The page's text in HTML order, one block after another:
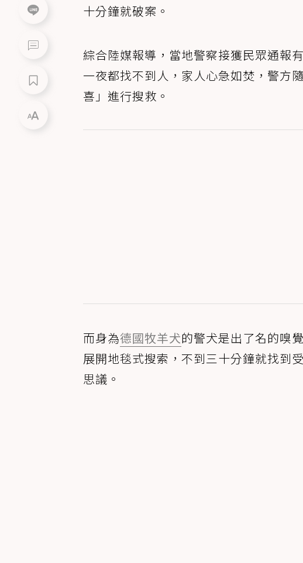
十分鐘就破案。
綜合陸媒報導，當地警察接獲民眾通報
一夜都找不到人，家人心急如焚，警方
喜」進行搜救。
而身為德國牧羊犬的警犬是出了名的嗅
展開地毯式搜索，不到三十分鐘就找到
思議。